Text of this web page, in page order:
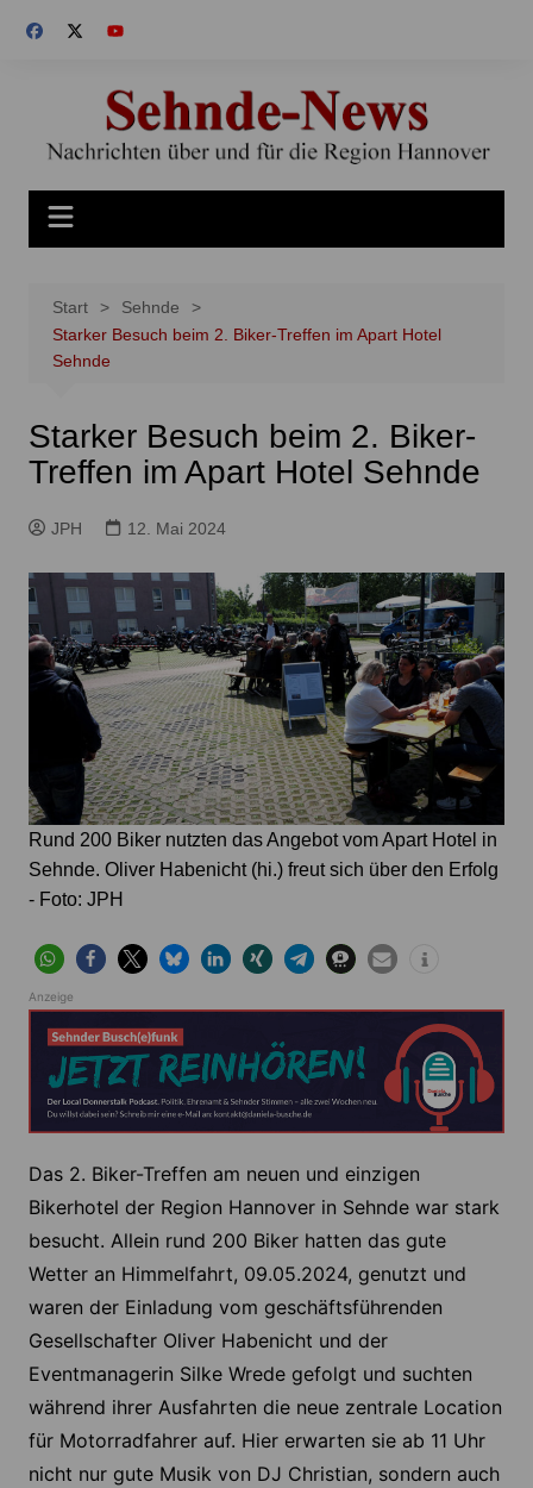
Inhalt
Start
Sehnde
Starker Besuch beim 2. Biker-Treffen im Apart Hotel
Sehnde
Starker Besuch beim 2. Biker-
Treffen im Apart Hotel Sehnde
JPH 12. Mai 2024
Rund 200 Biker nutzten das Angebot vom Apart Hotel in
Sehnde. Oliver Habenicht (hi.) freut sich über den Erfolg
- Foto: JPH
Anzeige
Das 2. Biker-Treffen am neuen und einzigen
Bikerhotel der Region Hannover in Sehnde war stark
besucht. Allein rund 200 Biker hatten das gute
Wetter an Himmelfahrt, 09.05.2024, genutzt und
waren der Einladung vom geschäftsführenden
Gesellschafter Oliver Habenicht und der
Eventmanagerin Silke Wrede gefolgt und suchten
während ihrer Ausfahrten die neue zentrale Location
für Motorradfahrer auf. Hier erwarten sie ab 11 Uhr
nicht nur gute Musik von DJ Christian, sondern auch